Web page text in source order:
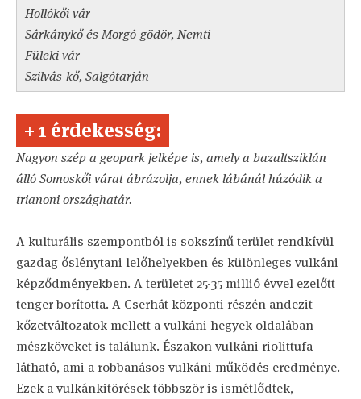
Hollókői vár
Sárkánykő és Morgó-gödör, Nemti
Füleki vár
Szilvás-kő, Salgótarján
+ 1 érdekesség:
Nagyon szép a geopark jelképe is, amely a bazaltsziklán
álló Somoskői várat ábrázolja, ennek lábánál húzódik a
trianoni országhatár.
A kulturális szempontból is sokszínű terület rendkívül
gazdag őslénytani lelőhelyekben és különleges vulkáni
képződményekben. A területet 25-35 millió évvel ezelőtt
tenger borította. A Cserhát központi részén andezit
kőzetváltozatok mellett a vulkáni hegyek oldalában
mészköveket is találunk. Északon vulkáni riolittufa
látható, ami a robbanásos vulkáni működés eredménye.
Ezek a vulkánkitörések többször is ismétlődtek,